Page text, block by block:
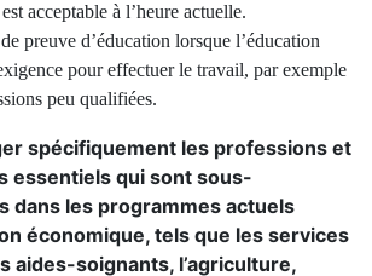
acceptable à l’heure actuelle.
preuve d’éducation lorsque l’éducation
pour effectuer le travail, par exemple
peu qualifiées.
spécifiquement les professions et
essentiels qui sont sous-
dans les programmes actuels
économique, tels que les services
aides-soignants, l’agriculture,